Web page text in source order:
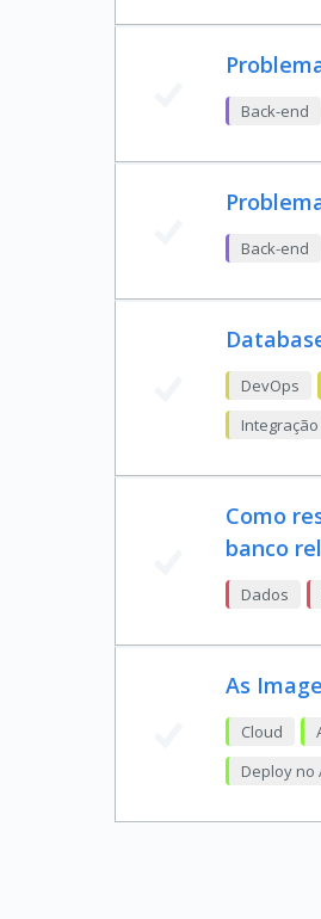
Back-end
Back-end
DevOps
Como
banco
Dados
As
Cloud
Deploy no